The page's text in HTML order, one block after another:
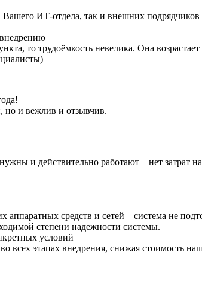
ИТ-отдела, так и внешних подрядчиков
то трудоёмкость невелика. Она
но и вежлив и отзывчив.
и действительно работают – нет затрат
средств и сетей – система не
степени надежности системы.
условий
этапах внедрения, снижая стоимость